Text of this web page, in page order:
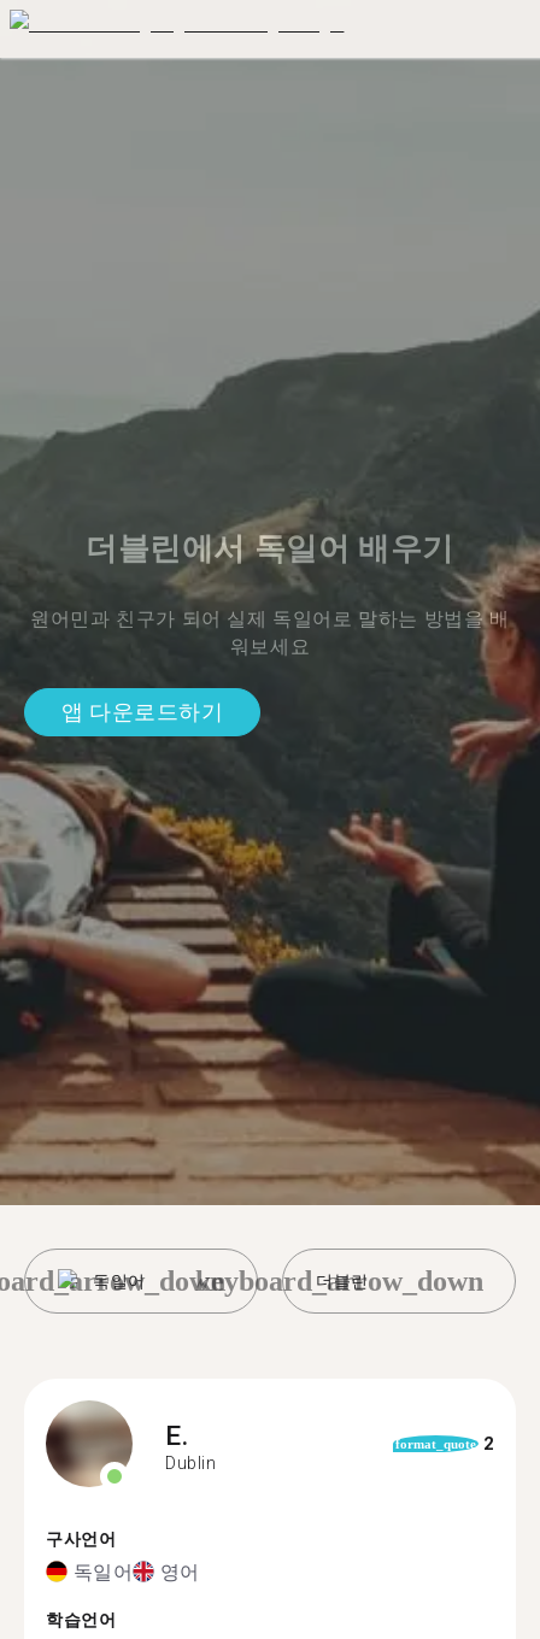
더블린에서 독일어 배우기
원어민과 친구가 되어 실제 독일어로 말하는 방법을 배
워보세요
앱 다운로드하기
독일어 더블린
keyboard_arrow_down
E.
Dublin
format_quote 2
구사언어
독일어 영어
학습언어